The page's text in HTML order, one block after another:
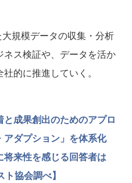
規模データの収集・分析
ス検証や、データを活か
的に推進していく。
と成果創出のためのアプロ
ダプション」を体系化
来性を感じる回答者は
協会調べ】